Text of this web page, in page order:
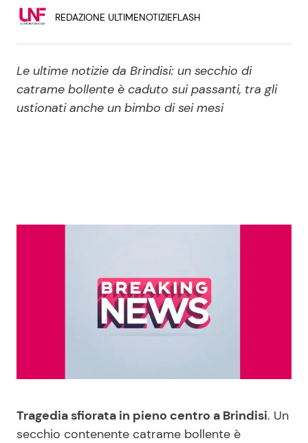
Politica Reality e Talent
News Spettacolo
Mondo Mamma
Cucina e Ricette
Le Ricette in TV
REDAZIONE ULTIMENOTIZIEFLASH
Le ultime notizie da Brindisi: un secchio di
catrame bollente è caduto sui passanti, tra gli
ustionati anche un bimbo di sei mesi
Tragedia sfiorata in pieno centro a Brindisi. Un
secchio contenente catrame bollente è